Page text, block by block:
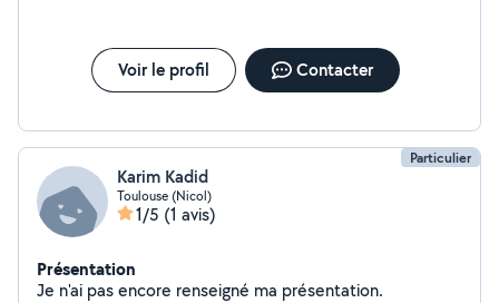
Voir le profil Contacter
Particulier
Karim Kadid
Toulouse (Nicol)
1/5 (1 avis)
Présentation
Je n'ai pas encore renseigné ma présentation.